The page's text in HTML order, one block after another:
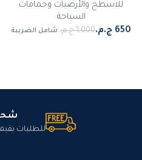
للاسطح والأرضيات وحمامات
السباحة
شامل الضريبة
للطلبات بقيمة 1000 جنيه أو